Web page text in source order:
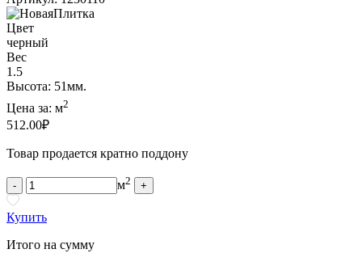
Цвет
черный
Вес
1.5
Высота: 51мм.
Цена за: м2
512.00₽
Товар продается кратно поддону
- м2 +
Купить
Итого на сумму